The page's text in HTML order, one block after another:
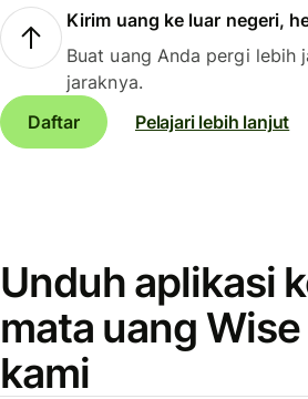
Kirim uang ke luar negeri,
Buat uang Anda pergi lebih
jaraknya.
Daftar
Pelajari lebih lanjut
Unduh aplikasi
mata uang
kami